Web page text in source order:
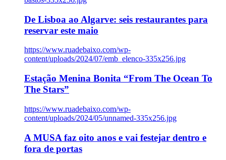
De Lisboa ao Algarve: seis restaurantes para
reservar este maio
https://www.ruadebaixo.com/wp-
content/uploads/2024/07/emb_elenco-335x256.jpg
Estação Menina Bonita “From The Ocean To
The Stars”
https://www.ruadebaixo.com/wp-
content/uploads/2024/05/unnamed-335x256.jpg
A MUSA faz oito anos e vai festejar dentro e
fora de portas